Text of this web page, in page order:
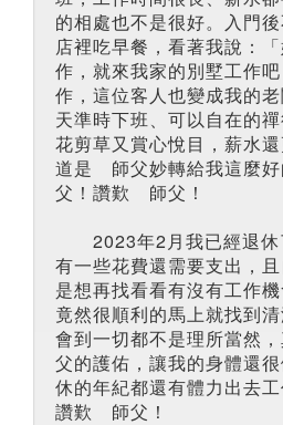
的相處也不是很好。入門
店裡吃早餐，看著我說：
作，就來我家的別墅工作
作，這位客人也變成我的
天準時下班、可以自在的
花剪草又賞心悅目，薪水
道是 師父妙轉給我這麼
父！讚歎 師父！
2023年2月我已經退休
有一些花費還需要支出，
是想再找看看有沒有工作
竟然很順利的馬上就找到
會到一切都不是理所當然
父的護佑，讓我的身體還
休的年紀都還有體力出去
讚歎 師父！